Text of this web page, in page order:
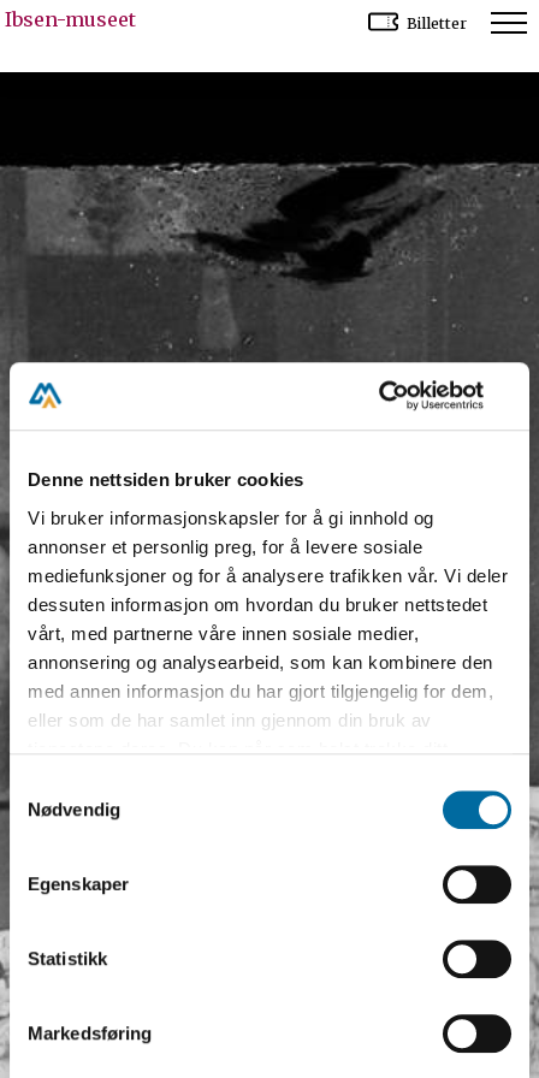
Denne nettsiden bruker cookies
Vi bruker informasjonskapsler for å gi innhold og
annonser et personlig preg, for å levere sosiale
mediefunksjoner og for å analysere trafikken vår. Vi deler
dessuten informasjon om hvordan du bruker nettstedet
vårt, med partnerne våre innen sosiale medier,
annonsering og analysearbeid, som kan kombinere den
med annen informasjon du har gjort tilgjengelig for dem,
eller som de har samlet inn gjennom din bruk av
så endre samtykke og så avvis.
Samtykkevalg
Nødvendig
Egenskaper
Statistikk
Markedsføring
Ibsen-museet Billetter
Henrik Ibsen (1828-1906) er en av våre
mest kjente og berømte forfattere. Vi
dukkehjem, Terje Vigen og Peer Gynt.
Hans liv startet i Skien og endte i
meget i den store dramatikerens 78 år